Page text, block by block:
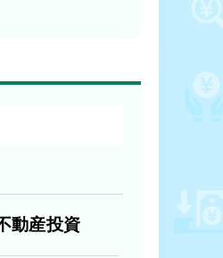
動産投資